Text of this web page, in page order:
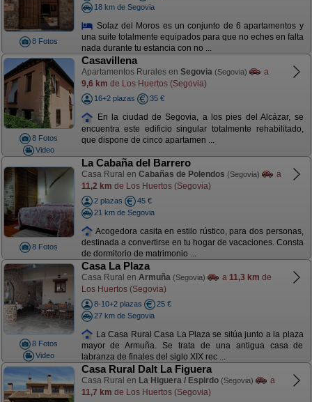
8 Fotos
18 km de Segovia
Solaz del Moros es un conjunto de 6 apartamentos y
una suite totalmente equipados para que no eches en falta
nada durante tu estancia con no ...
8 Fotos
Video
Casavillena
Apartamentos Rurales en Segovia (Segovia)
a
9,6 km de Los Huertos (Segovia)
16+2 plazas 35 €
En la ciudad de Segovia, a los pies del Alcázar, se
encuentra este edificio singular totalmente rehabilitado,
que dispone de cinco apartamen ...
8 Fotos
La Cabaña del Barrero
Casa Rural en Cabañas de Polendos (Segovia)
a
11,2 km de Los Huertos (Segovia)
2 plazas
45 €
21 km de Segovia
Acogedora casita en estilo rústico, para dos personas,
destinada a convertirse en tu hogar de vacaciones. Consta
de dormitorio de matrimonio ...
8 Fotos
Video
Casa La Plaza
Casa Rural en Armuña (Segovia) a 11,3 km de
Los Huertos (Segovia)
8-10+2 plazas
25 €
27 km de Segovia
La Casa Rural Casa La Plaza se sitúa junto a la plaza
mayor de Armuña. Se trata de una antigua casa de
labranza de finales del siglo XIX rec ...
Casa Rural Dalt La Figuera
Casa Rural en La Higuera / Espirdo (Segovia)
a
11,7 km de Los Huertos (Segovia)